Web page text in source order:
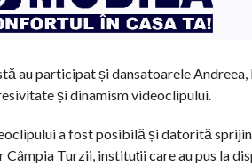
au participat și dansatoarele
și dinamism videoclipului.
a fost posibilă și datorită
Turzii, instituții care au pus la